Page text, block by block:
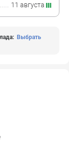
11 августа
: Выбрать